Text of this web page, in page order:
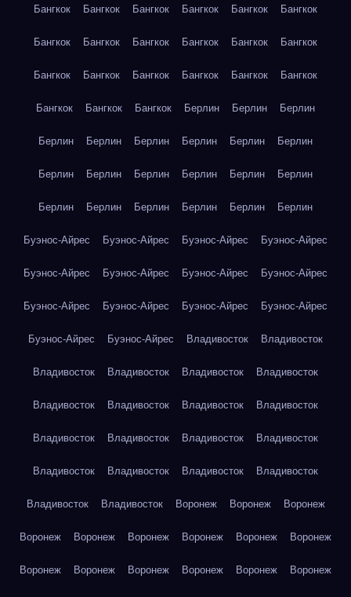
Бангкок Бангкок Бангкок Бангкок Бангкок Бангкок
Бангкок Бангкок Бангкок Бангкок Бангкок Бангкок
Бангкок Бангкок Бангкок Бангкок Бангкок Бангкок
Бангкок Бангкок Бангкок Берлин Берлин Берлин
Берлин Берлин Берлин Берлин Берлин Берлин
Берлин Берлин Берлин Берлин Берлин Берлин
Берлин Берлин Берлин Берлин Берлин Берлин
Буэнос-Айрес Буэнос-Айрес Буэнос-Айрес Буэнос-Айрес
Буэнос-Айрес Буэнос-Айрес Буэнос-Айрес Буэнос-Айрес
Буэнос-Айрес Буэнос-Айрес Буэнос-Айрес Буэнос-Айрес
Буэнос-Айрес Буэнос-Айрес Владивосток Владивосток
Владивосток Владивосток Владивосток Владивосток
Владивосток Владивосток Владивосток Владивосток
Владивосток Владивосток Владивосток Владивосток
Владивосток Владивосток Владивосток Владивосток
Владивосток Владивосток Воронеж Воронеж Воронеж
Воронеж Воронеж Воронеж Воронеж Воронеж Воронеж
Воронеж Воронеж Воронеж Воронеж Воронеж Воронеж